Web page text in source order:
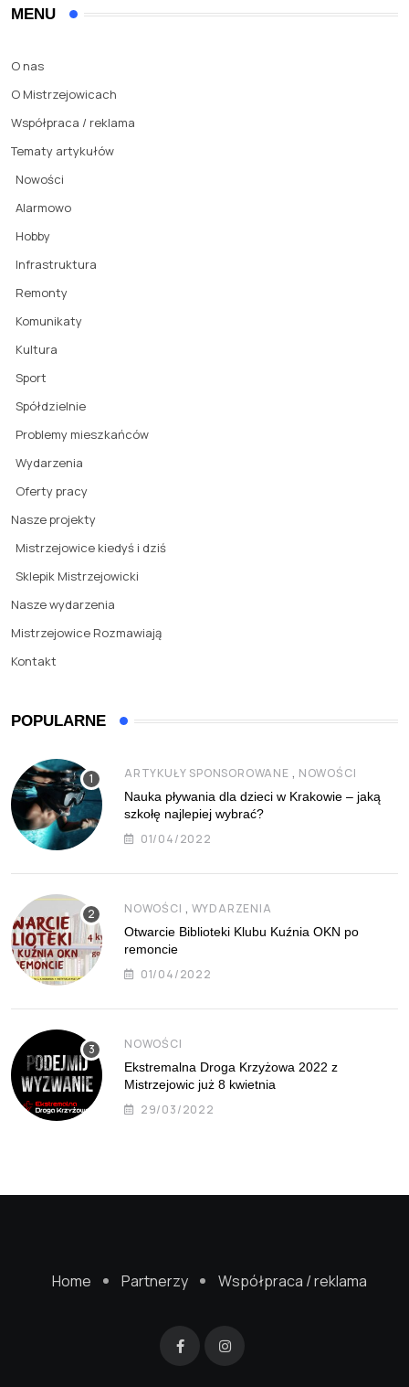
MENU
O nas
O Mistrzejowicach
Współpraca / reklama
Tematy artykułów
Nowości
Alarmowo
Hobby
Infrastruktura
Remonty
Komunikaty
Kultura
Sport
Spółdzielnie
Problemy mieszkańców
Wydarzenia
Oferty pracy
Nasze projekty
Mistrzejowice kiedyś i dziś
Sklepik Mistrzejowicki
Nasze wydarzenia
Mistrzejowice Rozmawiają
Kontakt
POPULARNE
ARTYKUŁY SPONSOROWANE , NOWOŚCI
Nauka pływania dla dzieci w Krakowie – jaką
szkołę najlepiej wybrać?
01/04/2022
NOWOŚCI , WYDARZENIA
Otwarcie Biblioteki Klubu Kuźnia OKN po
remoncie
01/04/2022
NOWOŚCI
Ekstremalna Droga Krzyżowa 2022 z
Mistrzejowic już 8 kwietnia
29/03/2022
Home Partnerzy Współpraca / reklama